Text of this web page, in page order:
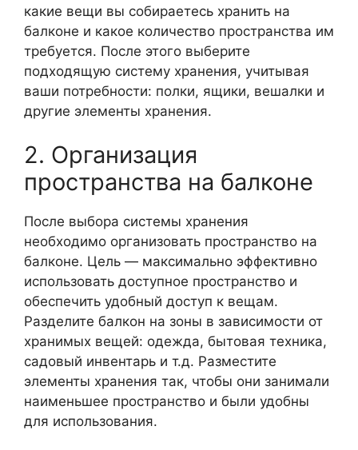
какие вещи вы собираетесь хранить на
балконе и какое количество пространства им
требуется. После этого выберите
подходящую систему хранения, учитывая
ваши потребности: полки, ящики, вешалки и
другие элементы хранения.
2. Организация
пространства на балконе
После выбора системы хранения
необходимо организовать пространство на
балконе. Цель — максимально эффективно
использовать доступное пространство и
обеспечить удобный доступ к вещам.
Разделите балкон на зоны в зависимости от
хранимых вещей: одежда, бытовая техника,
садовый инвентарь и т.д. Разместите
элементы хранения так, чтобы они занимали
наименьшее пространство и были удобны
для использования.